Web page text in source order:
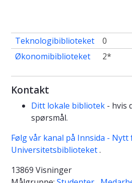
Teknologibiblioteket 0
Økonomibiblioteket
2*
Kontakt
Ditt lokale bibliotek - hvis
spørsmål.
Følg vår kanal på Innsida - Nytt
Universitetsbiblioteket.
13869 Visninger